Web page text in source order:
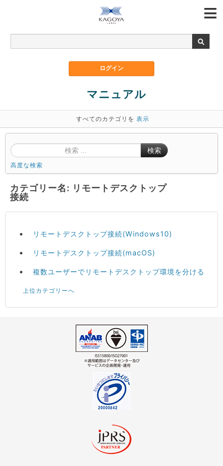
マニュアル
すべてのカテゴリを 表示
検索
高度な検索
カテゴリー名: リモートデスクトップ
接続
リモートデスクトップ接続(Windows10)
リモートデスクトップ接続(macOS)
複数ユーザーでリモートデスクトップ環境を分ける
上位カテゴリーへ